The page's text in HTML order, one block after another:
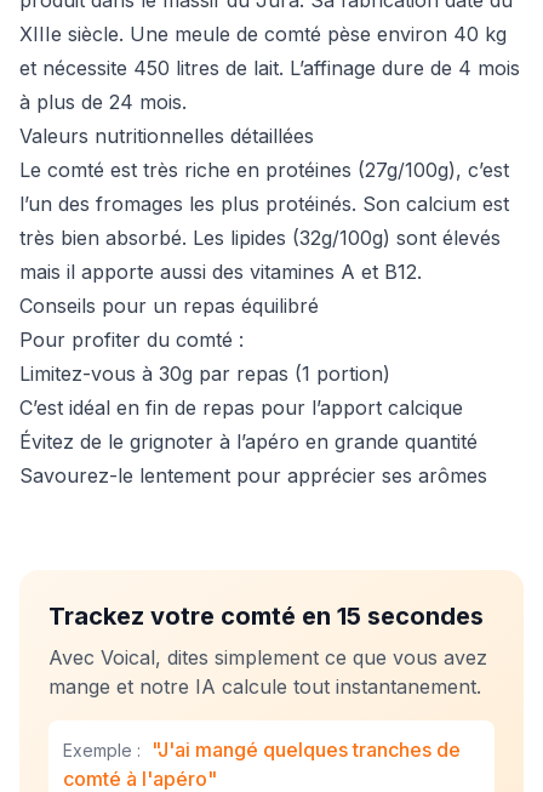
XIIIe siècle. Une meule de comté pèse environ 40 kg
et nécessite 450 litres de lait. L’affinage dure de 4 mois
à plus de 24 mois.
Valeurs nutritionnelles détaillées
Le comté est très riche en protéines (27g/100g), c’est
l’un des fromages les plus protéinés. Son calcium est
très bien absorbé. Les lipides (32g/100g) sont élevés
mais il apporte aussi des vitamines A et B12.
Conseils pour un repas équilibré
Pour profiter du comté :
Limitez-vous à 30g par repas (1 portion)
C’est idéal en fin de repas pour l’apport calcique
Évitez de le grignoter à l’apéro en grande quantité
Savourez-le lentement pour apprécier ses arômes
Trackez votre comté en 15 secondes
Avec Voical, dites simplement ce que vous avez
mange et notre IA calcule tout instantanement.
Exemple :
"J'ai mangé quelques tranches de
comté à l'apéro"